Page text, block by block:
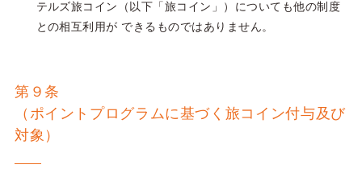
テルズ旅コイン（以下「旅コイン」）についても他の制度
との相互利用が できるものではありません。
第９条
（ポイントプログラムに基づく旅コイン付与及び
対象）